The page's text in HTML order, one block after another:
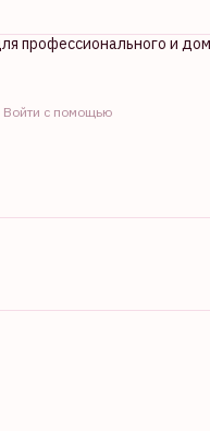
профессионального и
Войти с помощью